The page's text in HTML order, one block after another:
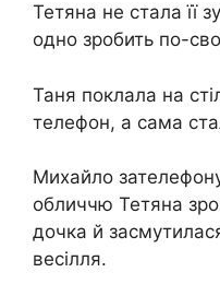
Тетяна не стала її
одно зробить по-
Таня поклала на
телефон, а сама
Михайло
обличчю Тетяна
дочка й
весілля.